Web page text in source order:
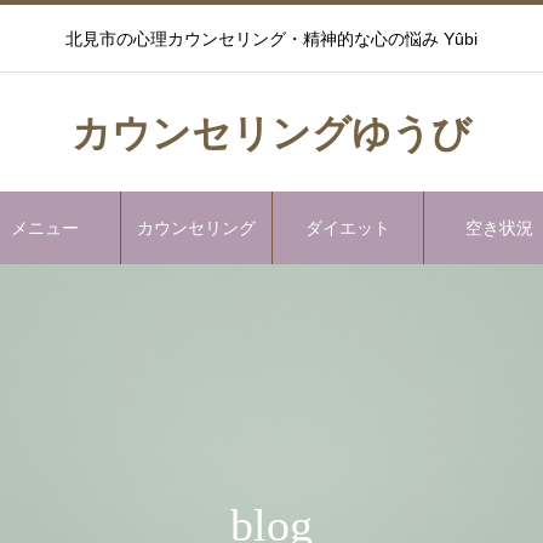
北見市の心理カウンセリング・精神的な心の悩み Yûbi
カウンセリングゆうび
メニュー カウンセリング ダイエット 空き状況
blog